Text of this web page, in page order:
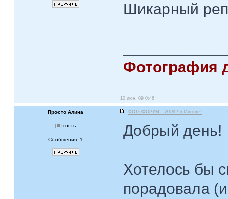
Шикарный
Фотография
10 июн, 09 0:46
Просто Алина ФОТОФОРУМ – 2009 / в Минске!
[ ] гость
Сообщения: 1
Добрый день!
Хотелось бы
порадовала